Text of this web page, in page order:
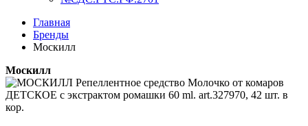
Главная
Бренды
Москилл
Москилл